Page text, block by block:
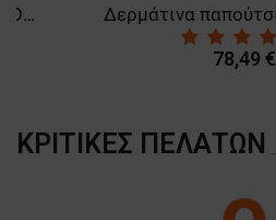
Δερμάτινα παπούτσια MIURA O2 SRC
78,49 €
ΚΡΙΤΙΚΈΣ ΠΕΛΑΤΏΝ